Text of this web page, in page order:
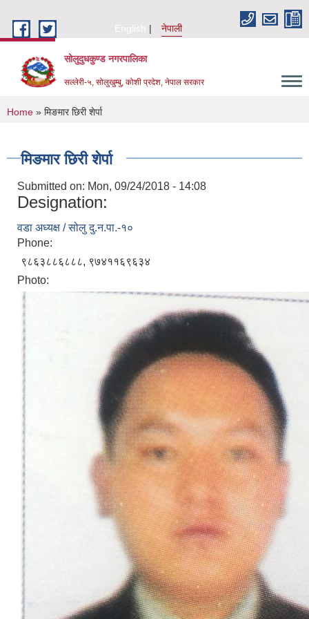
English
नेपाली
सोलुदुधकुण्ड नगरपालिका
सल्लेरी-५, सोलुखुम्बु, कोशी प्रदेश, नेपाल सरकार
You are here
Home » मिङमार छिरी शेर्पा
मिङमार छिरी शेर्पा
Submitted on: Mon, 09/24/2018 - 14:08
Designation:
वडा अध्यक्ष / सोलु दु.न.पा.-१०
Phone:
९८६३८८६८८८, ९७४११६९६३४
Photo: